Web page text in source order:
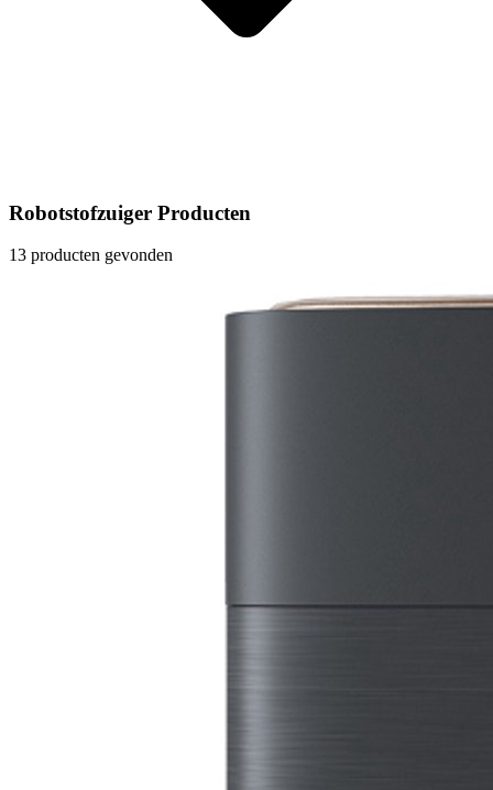
Robotstofzuiger Producten
13 producten gevonden